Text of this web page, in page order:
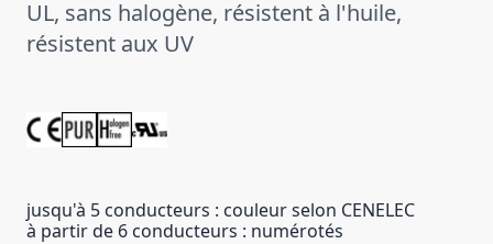
UL, sans halogène, résistent à l'huile,
résistent aux UV
jusqu'à 5 conducteurs : couleur selon CENELEC
à partir de 6 conducteurs : numérotés